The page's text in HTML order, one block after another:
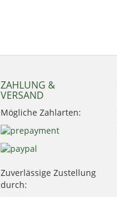
ZAHLUNG &
VERSAND
Mögliche Zahlarten:
Zuverlässige Zustellung
durch: